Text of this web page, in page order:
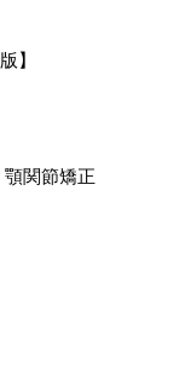
】
関節矯正